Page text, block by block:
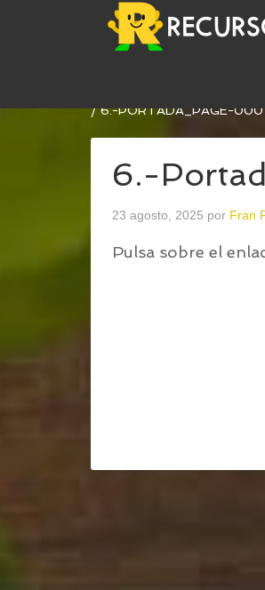
/6.-PORTADA_PAGE-
6.-
23 agosto, 2025 por Fran
Pulsa sobre el